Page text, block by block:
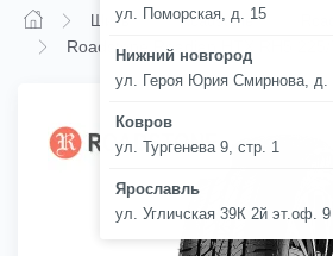
ул. Поморская, д. 15
Нижний новгород
ул. Героя Юрия Смирнова, д.
Ковров
ул. Тургенева 9, стр. 1
Ярославль
ул. Угличская 39К 2й эт.оф. 9
Шины Roadstone
Roadstone Roadian HTX RH5 225/